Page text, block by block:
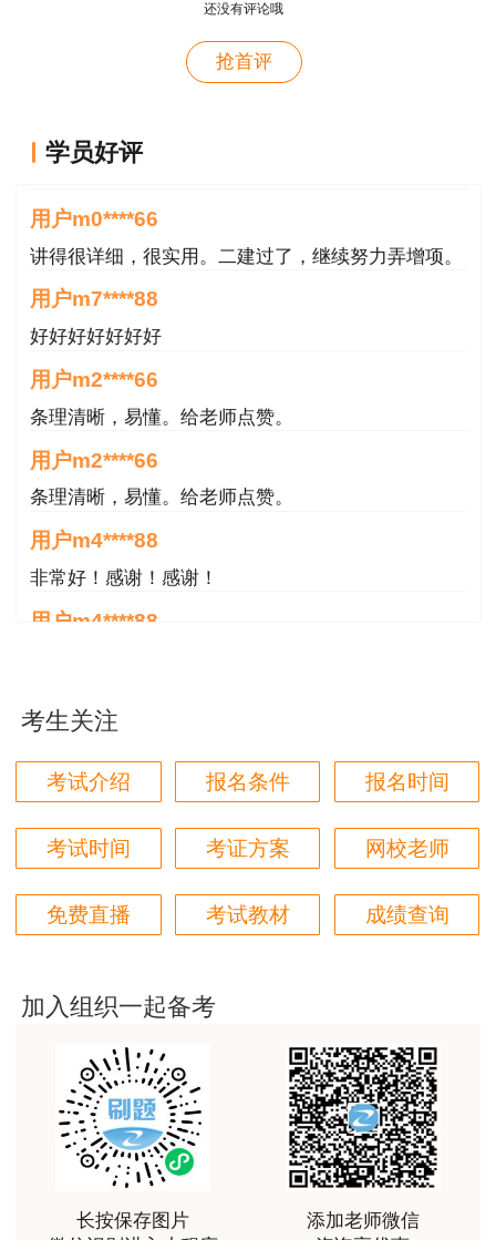
后顺序寄出证书，正式领证后依然可以在线直邮预
（一）线上邮寄预约
1．扫描“二维码”邮寄（仅限以上参与地市
州）
登录湖北省人事考试院微信公众号，在证书领
取栏目点击在线领证。或者考生本人扫描下方“二
维码”申请邮寄。武汉市邮政部门直接寄出，邮费
路退回，需重新扫码申请。提交邮寄信息后，可通
过中国邮政官方公众微信号“EMS中国邮政速递物
流”查看邮寄状态。
2．现场领取预约（仅限省直、武汉考区考
月22日至12月30日）结束后与相应地市州考试机
构联系领取。
定现场领取时间段。在预约时间段内，持本人身份
公司武汉市分公司东院（江汉区银墩路）—湖北邮
乘车线路：中国邮政集团有限公司武汉市分公
地铁：2号线汉口火车站B出口步行500米，C
出口步行360米。
公交：10路、289路、292路、310路、376
还没有评论哦
抢首评
学员好评
用户hy****58
用户m0****66
讲得很详细，很实用。二建过了，继续努力弄增项。
用户m7****88
好好好好好好好
用户m2****66
条理清晰，易懂。给老师点赞。
用户m2****66
条理清晰，易懂。给老师点赞。
用户m4****88
非常好！感谢！感谢！
用户m4****88
授课内容非常专业，还有人给答疑。
用户hq****jp
对知识点精准把握，内容深入浅出，理论和记忆口诀
相结合，备考更高效。
用户m1****18
利通过考试
用户da****ng
小强老师讲得很好！生动、有趣、易于理解，支持！
用户m3****65
朋友介绍来的，特意选择李娜老师的课程学习，讲解
的非常清晰，容易理解。
用户m4****88
考生关注
考试介绍 报名条件 报名时间
考试时间 考证方案 网校老师
免费直播 考试教材 成绩查询
加入组织一起备考
长按保存图片
添加老师微信